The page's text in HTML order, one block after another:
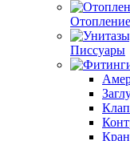
Писсуары